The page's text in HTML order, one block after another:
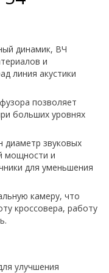
динамик, ВЧ
и
линия акустики
позволяет
больших уровнях
диаметр звуковых
мощности и
для уменьшения
камеру, что
кроссовера, работу
улучшения